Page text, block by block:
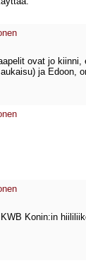
ovat jo
ja Edoon,
Konin:in